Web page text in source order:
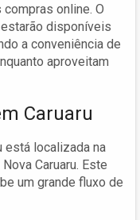
online. O
disponíveis
a conveniência de
aproveitam
Caruaru
está localizada na
Caruaru. Este
um grande fluxo de